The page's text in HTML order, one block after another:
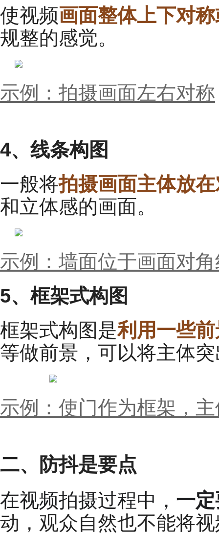
使视频画面整体上下对
规整的感觉。
示例：拍摄画面左右对称
4、线条构图
一般将拍摄画面主体放
和立体感的画面。
示例：墙面位于画面对
5、框架式构图
框架式构图是利用一些
等做前景，可以将主体
示例：使门作为框架，
二、防抖是要点
在视频拍摄过程中， 一
动，观众自然也不能将